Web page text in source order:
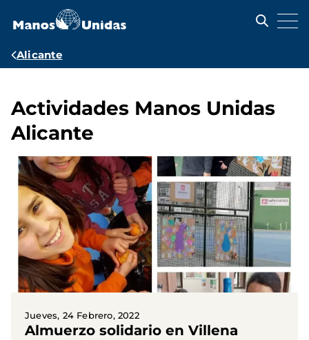
contenido
Ruta
navegación
Alicante
Actividades Manos Unidas
Alicante
Jueves, 24 Febrero, 2022
Almuerzo solidario en Villena